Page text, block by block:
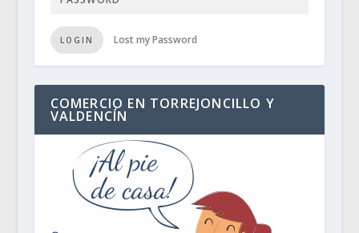
LOGIN Lost my Password
COMERCIO EN TORREJONCILLO Y
VALDENCÍN